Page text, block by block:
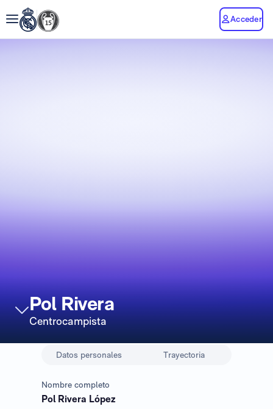
Acceder
Pol Rivera
Centrocampista
Datos personales Trayectoria
Nombre completo
Pol Rivera López